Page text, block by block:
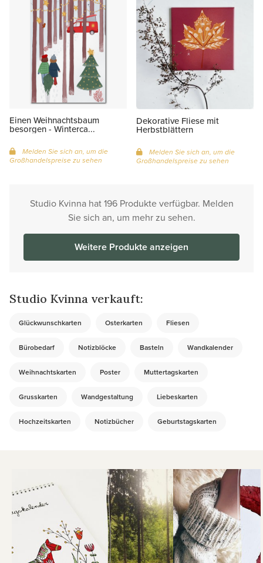
Einen Weihnachtsbaum
besorgen - Winterca...
Melden Sie sich an, um die
Großhandelspreise zu sehen
Dekorative Fliese mit
Herbstblättern
Melden Sie sich an, um die
Großhandelspreise zu sehen
Studio Kvinna hat 196 Produkte verfügbar. Melden
Sie sich an, um mehr zu sehen.
Weitere Produkte anzeigen
Studio Kvinna verkauft:
Glückwunschkarten Osterkarten Fliesen
Bürobedarf Notizblöcke Basteln Wandkalender
Weihnachtskarten Poster Muttertagskarten
Grusskarten Wandgestaltung Liebeskarten
Hochzeitskarten Notizbücher Geburtstagskarten